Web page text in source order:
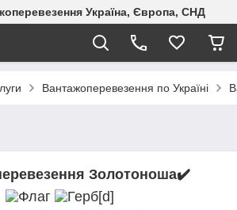
Україна, Європа, СНД
Вантажоперевезення по Україні
Золотоноша✔️